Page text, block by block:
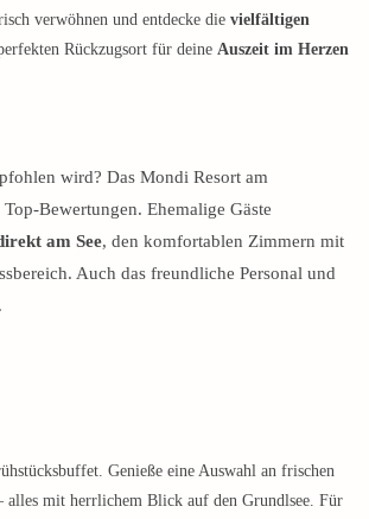
verwöhnen und entdecke die vielfältigen
Rückzugsort für deine Auszeit im Herzen
wird? Das Mondi Resort am
Bewertungen. Ehemalige Gäste
am See, den komfortablen Zimmern mit
Auch das freundliche Personal und
Genieße eine Auswahl an frischen
alles mit herrlichem Blick auf den Grundlsee. Für